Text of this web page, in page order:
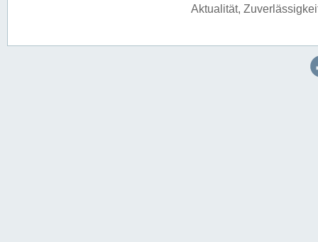
Aktualität,